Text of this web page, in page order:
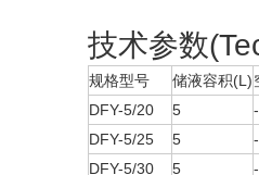
技术参数
规格型号 储液容积(L)
DFY-5/20
5
DFY-5/25
5
DFY-5/30
5